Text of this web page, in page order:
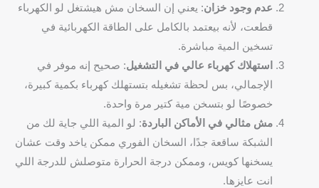
عدم وجود خزان: يعني إن السخان مش هيشتغل لو الكهرباء
قطعت، لأنه بيعتمد بالكامل على الطاقة الكهربائية في
تسخين المية مباشرة.
استهلاك كهرباء عالي في التشغيل: صحيح إنه موفر في
الإجمالي، بس لحظة تشغيله بتستهلك كهرباء بكمية كبيرة،
خصوصًا لو بتسخن مية كتير مرة واحدة.
مش مثالي في الأماكن الباردة: لو المية اللي جاية لك من
الشبكة ساقعة جدًا، السخان الفوري ممكن ياخد وقت عشان
يسخنها كويس، وممكن درجة الحرارة متوصلش للدرجة اللي
انت عايزها.